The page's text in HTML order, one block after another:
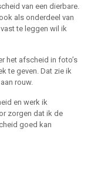
van een dierbare.
als onderdeel van
te leggen wil ik
het afscheid in foto’s
te geven. Dat zie ik
rouw.
en werk ik
zorgen dat ik de
goed kan